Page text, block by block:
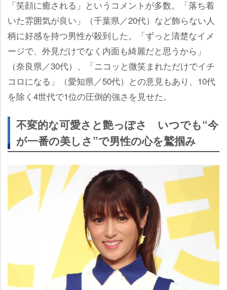
「笑顔に癒される」というコメントが多数。「落ち着
いた雰囲気が良い」（千葉県／20代）など飾らない人
柄に好感を持つ男性が殺到した。「ずっと清楚なイメ
ージで、外見だけでなく内面も綺麗だと思うから」
（奈良県／30代）、「ニコッと微笑まれただけでイチ
コロになる」（愛知県／50代）との意見もあり、10代
を除く4世代で1位の圧倒的強さを見せた。
不変的な可愛さと艶っぽさ いつでも“今
が一番の美しさ”で男性の心を鷲掴み